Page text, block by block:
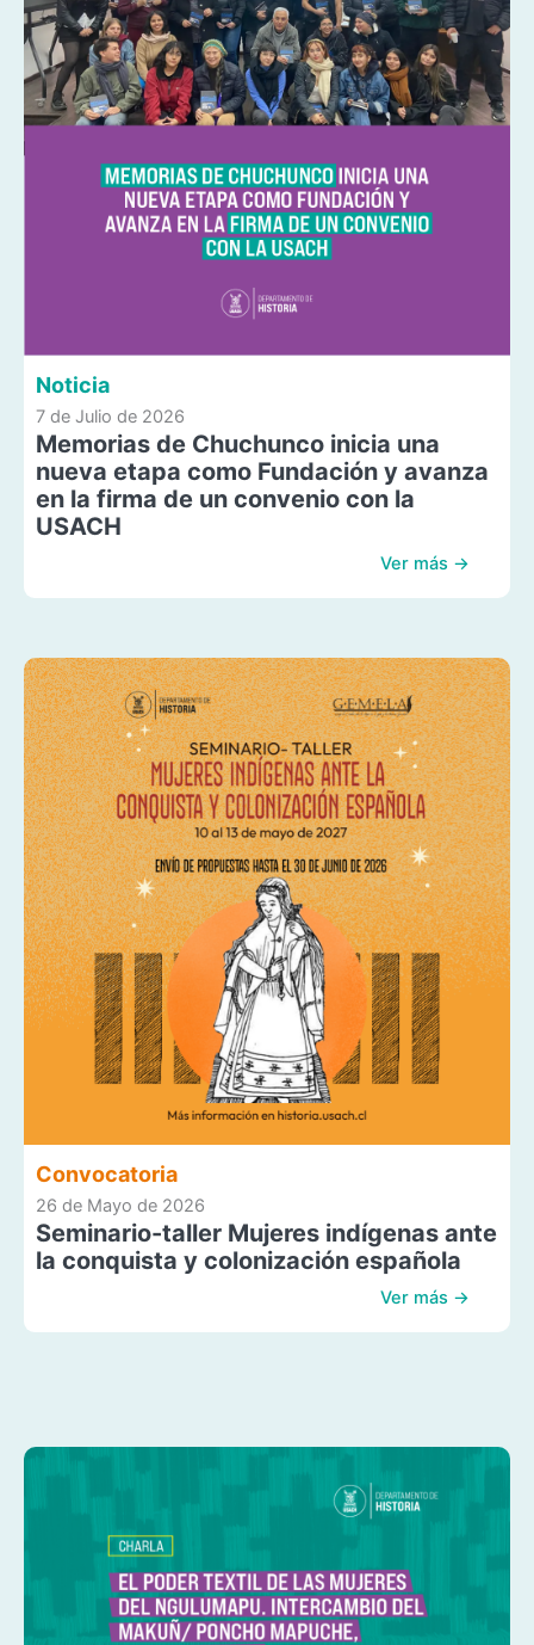
Noticia
7 de Julio de 2026
Memorias de Chuchunco inicia una
nueva etapa como Fundación y avanza
en la firma de un convenio con la
USACH
Ver más →
Convocatoria
26 de Mayo de 2026
Seminario-taller Mujeres indígenas ante
la conquista y colonización española
Ver más →